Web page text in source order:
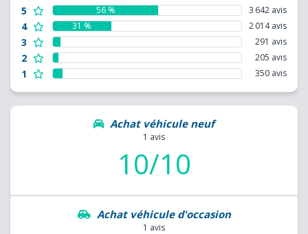
5 56 % 3 642 avis
4 31 % 2 014 avis
3 291 avis
2 205 avis
1 350 avis
Achat véhicule neuf
1 avis
10/10
Achat véhicule d'occasion
1 avis